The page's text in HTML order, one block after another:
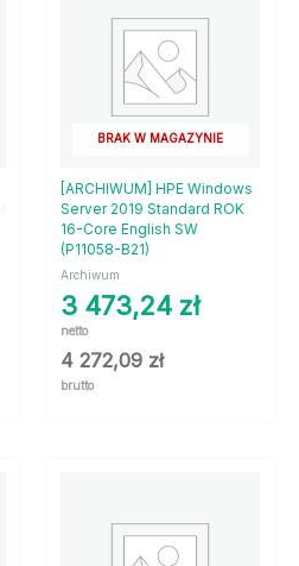
BRAK W MAGAZYNIE
[ARCHIWUM] HPE Windows
Server 2019 Standard ROK
16-Core English SW
(P11058-B21)
Archiwum
3 473,24 zł
netto
4 272,09 zł
brutto